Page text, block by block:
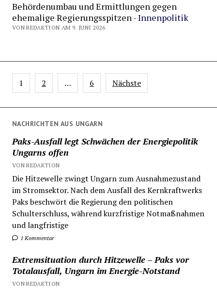
NACHRICHTEN AUS UNGARN
Paks-Ausfall legt Schwächen der Energiepolitik
Ungarns offen
VON REDAKTION
Die Hitzewelle zwingt Ungarn zum Ausnahmezustand
im Stromsektor. Nach dem Ausfall des Kernkraftwerks
Paks beschwört die Regierung den politischen
Schulterschluss, während kurzfristige Notmaßnahmen
und langfristige
1 Kommentar
Extremsituation durch Hitzewelle – Paks vor
Totalausfall, Ungarn im Energie-Notstand
VON REDAKTION
Behördenumbau und Ermittlungen gegen
ehemalige Regierungsspitzen -Innenpolitik
VON REDAKTION AM 9. JUNI 2026
Seitennummerierung
der
1 2 … 6 Nächste